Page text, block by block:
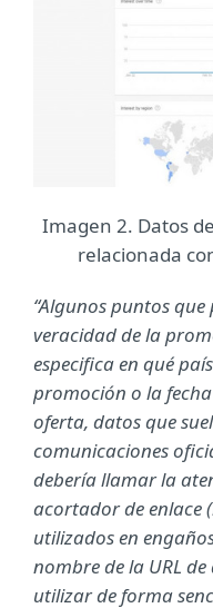
Imagen 2. Datos
relacionada
“Algunos puntos
veracidad de la
especifica en qué
promoción o la
oferta, datos que
comunicaciones
debería llamar la
acortador de enlace
utilizados en
nombre de la URL
utilizar de forma